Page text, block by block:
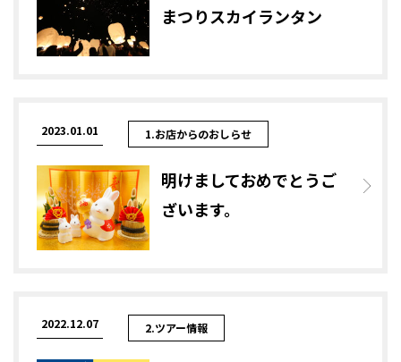
まつりスカイランタン
2023.01.01 1.お店からのおしらせ
明けましておめでとうご
ざいます。
2022.12.07 2.ツアー情報